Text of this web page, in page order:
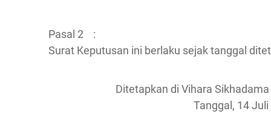
Pasal 2 :
Surat Keputusan ini berlaku sejak tanggal
Ditetapkan di Vihara
Tanggal, 14